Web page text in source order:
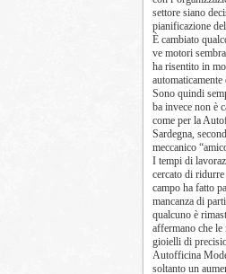
settore siano
pianificazione
È cambiato
ve motori
ha risentito in
Sono quindi
ba invece non è
come per la
Sardegna,
meccanico
I tempi di
cercato di
campo ha fatto
mancanza di
qualcuno è
affermano che
gioielli di
Autofficina
soltanto un